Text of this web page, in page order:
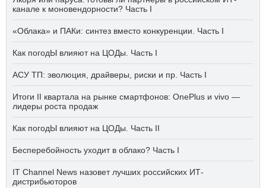
канале к моновендорности? Часть I
«Облака» и ПАКи: синтез вместо конкуренции. Часть I
Как погодЫ влияют на ЦОДы. Часть I
АСУ ТП: эволюция, драйверы, риски и пр. Часть I
Итоги II квартала на рынке смартфонов: OnePlus и vivo —
лидеры роста продаж
Как погодЫ влияют на ЦОДы. Часть II
Бесперебойность уходит в облако? Часть I
IT Channel News назовет лучших российских ИТ-
дистрибьюторов